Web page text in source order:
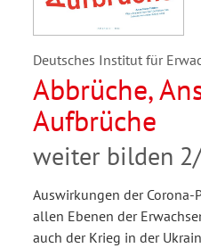
Deutsches Institut für
Abbrüche,
Aufbrüche
weiter bilden
Auswirkungen der Corona-
allen Ebenen der
auch der Krieg in der